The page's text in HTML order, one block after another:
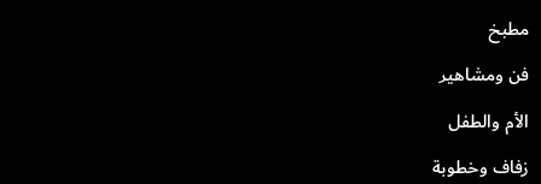
مطبخ
فن ومشاهير
الأم والطفل
زفاف وخطوبة